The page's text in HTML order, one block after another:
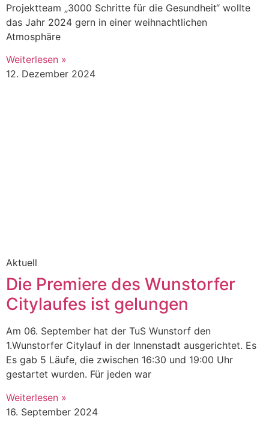
Projektteam „3000 Schritte für die Gesundheit“ wollte
das Jahr 2024 gern in einer weihnachtlichen
Atmosphäre
Weiterlesen »
12. Dezember 2024
Aktuell
Die Premiere des Wunstorfer
Citylaufes ist gelungen
Am 06. September hat der TuS Wunstorf den
1.Wunstorfer Citylauf in der Innenstadt ausgerichtet. Es
Es gab 5 Läufe, die zwischen 16:30 und 19:00 Uhr
gestartet wurden. Für jeden war
Weiterlesen »
16. September 2024